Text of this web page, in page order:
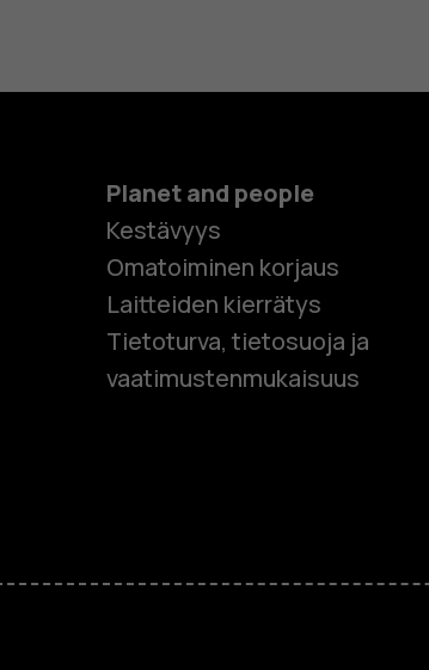
Älypuhelimet
Perinteiset
Terra M
Planet and people
Kestävyys
Omatoiminen korjaus
Laitteiden kierrätys
Tietoturva, tietosuoja ja
vaatimustenmukaisuus